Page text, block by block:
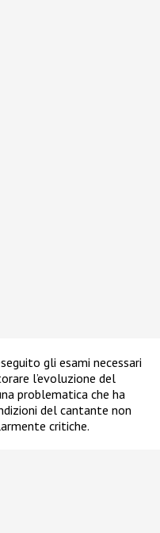
gli esami necessari
l’evoluzione del
problematica che ha
del cantante non
critiche.